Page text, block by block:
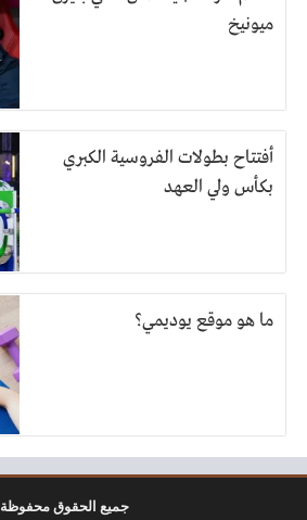
ميونيخ
أفتتاح بطولات الفروسية الكبري
بكأس ولي العهد
ما هو موقع يوديمي؟
جميع الحقوق محفوظة